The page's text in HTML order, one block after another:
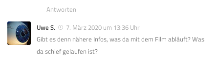
Antworten
Uwe S.
7. März 2020 um 13:36 Uhr
Gibt es denn nähere Infos, was da mit dem Film abläuft? Was
da schief gelaufen ist?